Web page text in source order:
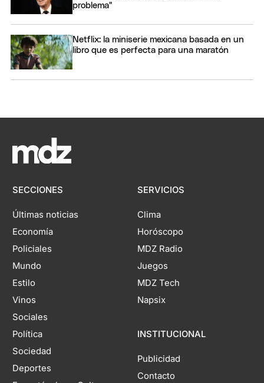
problema"
Netflix: la miniserie mexicana basada en un
libro que es perfecta para una maratón
SECCIONES
Últimas noticias
Economía
Policiales
Mundo
Estilo
Vinos
Sociales
Política
Sociedad
Deportes
SERVICIOS
Clima
Horóscopo
MDZ Radio
Juegos
MDZ Tech
Napsix
INSTITUCIONAL
Publicidad
Contacto